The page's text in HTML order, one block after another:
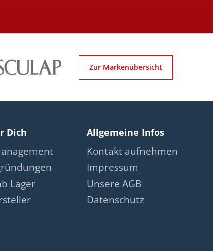
Zur Markenübersicht
Dich
Lager
Allgemeine Infos
Kontakt aufnehmen
Impressum
Unsere AGB
Datenschutz